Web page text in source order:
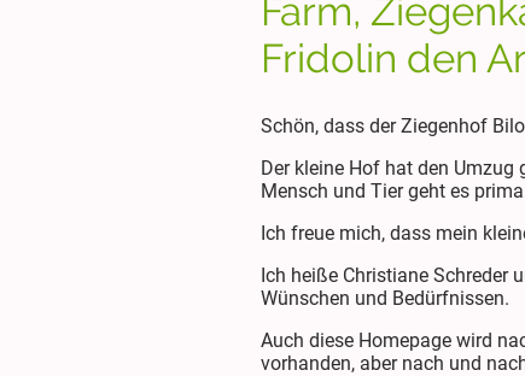
Farm,
Fridolin den
Schön, dass der Ziegenhof
Der kleine Hof hat den
Mensch und Tier geht es
Ich freue mich, dass mein
Ich heiße Christiane Schreder
Wünschen und Bedürfnissen.
Auch diese Homepage wird
vorhanden, aber nach und